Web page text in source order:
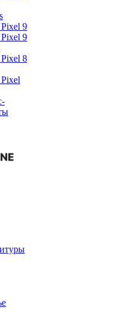
9
9
8